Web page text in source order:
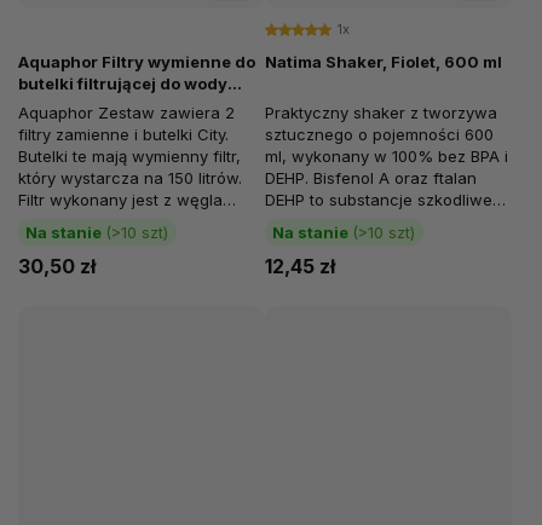
Aquaphor Filtry wymienne do
butelki filtrującej do wody
miejskiej - 2 szt
Na stanie (>10 szt)
30,50 zł
Aquaphor Zestaw zawiera 2
filtry zamienne i butelki City.
Butelki te mają wymienny filtr,
który wystarcza na 150 litrów.
Filtr wykonany jest z węgla
aktywnego. Rozwiązanie to...
Natima Shaker, Fiolet, 600 ml
1x
Na stanie (>10 szt)
12,45 zł
Praktyczny shaker z tworzywa
sztucznego o pojemności 600
ml, wykonany w 100% bez BPA i
DEHP. Bisfenol A oraz ftalan
DEHP to substancje szkodliwe
dla zdrowia, które mogą...